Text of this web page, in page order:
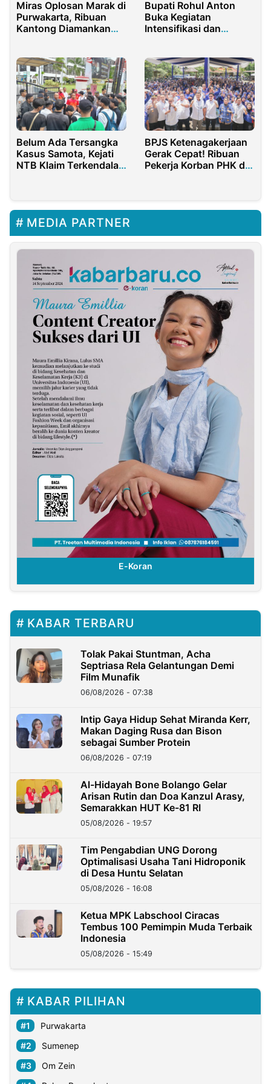
Miras Oplosan Marak di
Purwakarta, Ribuan
Kantong Diamankan
Bupati Rohul Anton
Buka Kegiatan
Intensifikasi dan
Belum Ada Tersangka
Kasus Samota, Kejati
NTB Klaim Terkendala
BPJS Ketenagakerjaan
Gerak Cepat! Ribuan
Pekerja Korban PHK di
MEDIA PARTNER
E-Koran
KABAR TERBARU
Tolak Pakai Stuntman, Acha
Septriasa Rela Gelantungan Demi
Film Munafik
06/08/2026 - 07:38
Intip Gaya Hidup Sehat Miranda Kerr,
Makan Daging Rusa dan Bison
sebagai Sumber Protein
06/08/2026 - 07:19
Al-Hidayah Bone Bolango Gelar
Arisan Rutin dan Doa Kanzul Arasy,
Semarakkan HUT Ke-81 RI
05/08/2026 - 19:57
‎Tim Pengabdian UNG Dorong
Optimalisasi Usaha Tani Hidroponik
di Desa Huntu Selatan
05/08/2026 - 16:08
Ketua MPK Labschool Ciracas
Tembus 100 Pemimpin Muda Terbaik
Indonesia
05/08/2026 - 15:49
KABAR PILIHAN
Purwakarta
Sumenep
Om Zein